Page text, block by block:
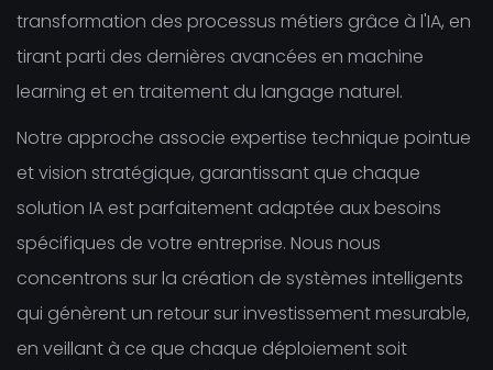
transformation des processus métiers grâce à l'IA, en
tirant parti des dernières avancées en machine
learning et en traitement du langage naturel.
Notre approche associe expertise technique pointue
et vision stratégique, garantissant que chaque
solution IA est parfaitement adaptée aux besoins
spécifiques de votre entreprise. Nous nous
concentrons sur la création de systèmes intelligents
qui génèrent un retour sur investissement mesurable,
en veillant à ce que chaque déploiement soit